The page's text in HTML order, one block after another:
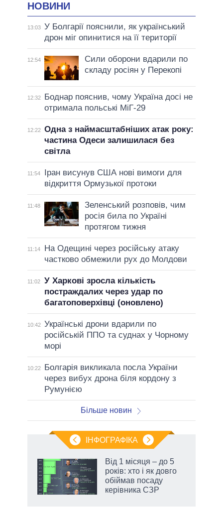
НОВИНИ
13:03 У Болгарії пояснили, як український
дрон міг опинитися на її території
12:54
Сили оборони вдарили по
складу росіян у Перекопі
12:32
Боднар пояснив, чому Україна досі не
отримала польські МіГ-29
12:22 Одна з наймасштабніших атак року:
частина Одеси залишилася без
світла
11:54
Іран висунув США нові вимоги для
відкриття Ормузької протоки
11:48
Зеленський розповів, чим
росія била по Україні
протягом тижня
11:14
На Одещині через російську атаку
частково обмежили рух до Молдови
11:02
У Харкові зросла кількість
постраждалих через удар по
багатоповерхівці (оновлено)
10:42 Українські дрони вдарили по
російській ППО та суднах у Чорному
морі
10:22
Болгарія викликала посла України
через вибух дрона біля кордону з
Румунією
Більше новин
ІНФОГРАФІКА
Від 1 місяця – до 5
років: хто і як довго
обіймав посаду
керівника СЗР